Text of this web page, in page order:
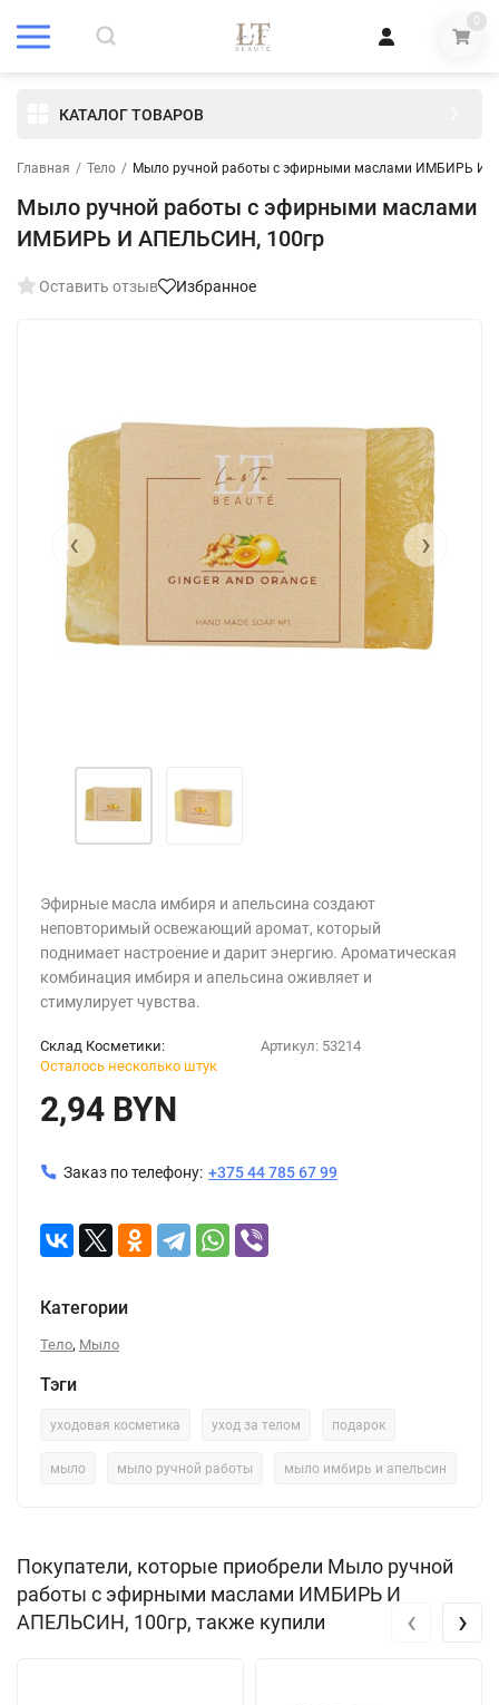
0
КАТАЛОГ ТОВАРОВ
Главная / Тело / Мыло ручной работы с эфирными маслами ИМБИРЬ И
Мыло ручной работы с эфирными маслами
ИМБИРЬ И АПЕЛЬСИН, 100гр
Оставить отзыв Избранное
‹ ›
Эфирные масла имбиря и апельсина создают
неповторимый освежающий аромат, который
поднимает настроение и дарит энергию. Ароматическая
комбинация имбиря и апельсина оживляет и
стимулирует чувства.
Артикул: 53214
Склад Косметики:
Осталось несколько штук
2,94 BYN
Заказ по телефону: +375 44 785 67 99
Категории
Тело, Мыло
Тэги
уходовая косметика уход за телом подарок
мыло мыло ручной работы мыло имбирь и апельсин
Покупатели, которые приобрели Мыло ручной
работы с эфирными маслами ИМБИРЬ И
АПЕЛЬСИН, 100гр, также купили
‹ ›